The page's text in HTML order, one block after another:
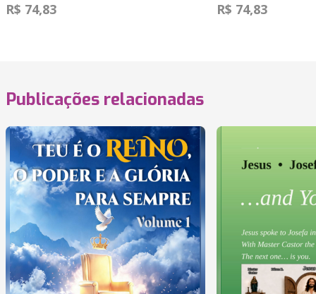
R$ 74,83 R$ 74,83
Publicações relacionadas